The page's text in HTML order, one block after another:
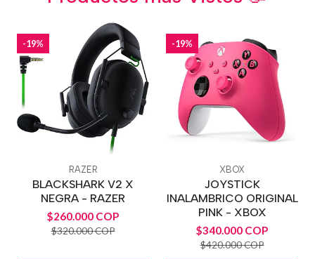
-19%
RAZER
BLACKSHARK V2 X
NEGRA - RAZER
$260.000 COP
$320.000 COP
-19%
XBOX
JOYSTICK
INALAMBRICO ORIGINAL
PINK - XBOX
$340.000 COP
$420.000 COP